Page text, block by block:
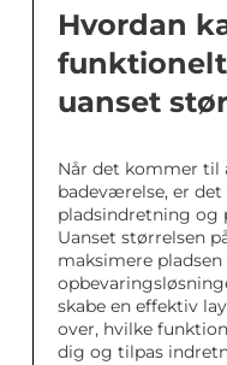
Hvordan
uanset
Når det kommer til
badeværelse, er
pladsindretning og
Uanset størrelsen
maksimere
skabe en effektiv
over, hvilke
dig og tilpas